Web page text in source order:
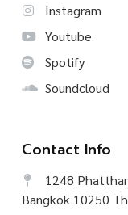
Instagram
Youtube
Spotify
Soundcloud
Contact Info
1248
Bangkok 10250